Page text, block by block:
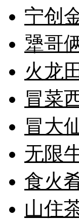
宁创
犟哥
火龙
冒菜
冒大
无限
食火
山住